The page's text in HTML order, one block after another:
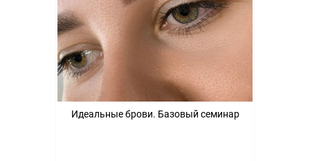
Идеальные брови. Базовый семинар